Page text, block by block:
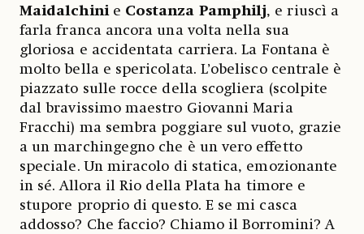
Maidalchini e Costanza Pamphilj, e riuscì a
farla franca ancora una volta nella sua
gloriosa e accidentata carriera. La Fontana è
molto bella e spericolata. L’obelisco centrale è
piazzato sulle rocce della scogliera (scolpite
dal bravissimo maestro Giovanni Maria
Fracchi) ma sembra poggiare sul vuoto, grazie
a un marchingegno che è un vero effetto
speciale. Un miracolo di statica, emozionante
in sé. Allora il Rio della Plata ha timore e
stupore proprio di questo. E se mi casca
addosso? Che faccio? Chiamo il Borromini? A